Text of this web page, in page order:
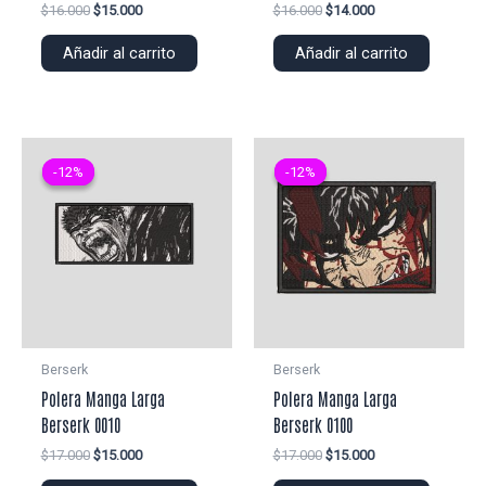
$16.000 El
original
$15.000El
actual
Añadir al carrito
$16.000 El
original
$14.000El
actual
Añadir al carrito
-12%
-12%
Berserk
Polera Manga Larga
Berserk 0010
$17.000 El
$15.000El
-12%
-12%
Berserk
Polera Manga Larga
Berserk 0100
$17.000 El
$15.000El